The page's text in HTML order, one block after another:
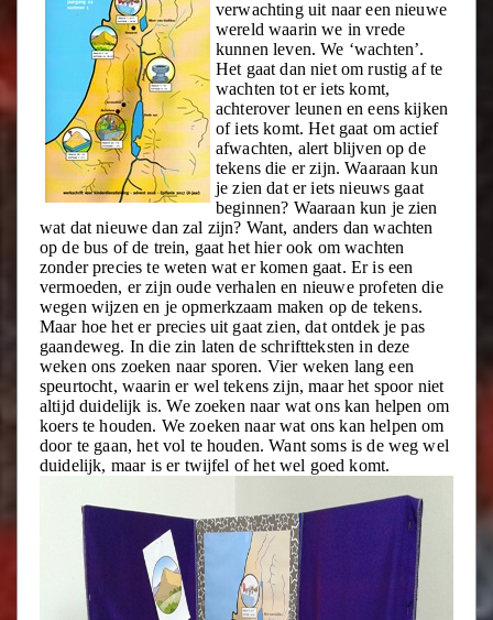
verwachting uit naar een nieuwe
wereld waarin we in vrede
kunnen leven. We ‘wachten’.
Het gaat dan niet om rustig af te
wachten tot er iets komt,
achterover leunen en eens kijken
of iets komt. Het gaat om actief
afwachten, alert blijven op de
tekens die er zijn. Waaraan kun
je zien dat er iets nieuws gaat
beginnen? Waaraan kun je zien
wat dat nieuwe dan zal zijn? Want, anders dan wachten
op de bus of de trein, gaat het hier ook om wachten
zonder precies te weten wat er komen gaat. Er is een
vermoeden, er zijn oude verhalen en nieuwe profeten die
wegen wijzen en je opmerkzaam maken op de tekens.
Maar hoe het er precies uit gaat zien, dat ontdek je pas
gaandeweg. In die zin laten de schriftteksten in deze
weken ons zoeken naar sporen. Vier weken lang een
speurtocht, waarin er wel tekens zijn, maar het spoor niet
altijd duidelijk is. We zoeken naar wat ons kan helpen om
koers te houden. We zoeken naar wat ons kan helpen om
door te gaan, het vol te houden. Want soms is de weg wel
duidelijk, maar is er twijfel of het wel goed komt.